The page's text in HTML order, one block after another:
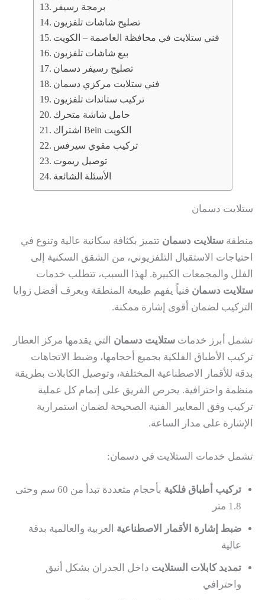
برمجة رسيفر
تصليح شاشات تلفزيون
فني ستلايت في محافظة العاصمة – الكويت
بيع شاشات تلفزيون
تصليح رسيفر دسمان
فني ستلايت مركزي دسمان
تركيب ستاندات تلفزيون
حامل شاشة متحرك
اشتراك Bein الكويت
تركيب مقوي سيرفس
توصيل ريموت
الأسئلة الشائعة
ستلايت دسمان
منطقة ستلايت دسمان تتميز بكثافة سكانية عالية وتنوع في
احتياجات الاستقبال التلفزيوني، من الشقق السكنية إلى
الفلل والمجمعات الكبيرة. لهذا السبب، تتطلب خدمات
ستلايت دسمان فنياً يفهم طبيعة المنطقة ويعرف أفضل زوايا
التركيب لضمان أقوى إشارة ممكنة.
تشمل أبرز خدمات ستلايت دسمان التي يقدمها مركز العطار
تركيب الأطباق الفلكية بجميع أحجامها، وضبط الاتجاهات
بدقة للأقمار الاصطناعية المختلفة، وتوصيل الكابلات بطريقة
منظمة واحترافية. يحرص الفريق على إتمام كل عملية
تركيب وفق المعايير الفنية الصحيحة لضمان استمرارية
الإشارة على مدار الساعة.
تشمل خدمات الستلايت في دسمان:
تركيب أطباق فلكية
بأحجام متعددة تبدأ من 60 سم وحتى
1.8 متر
ضبط إشارة الأقمار الاصطناعية العربية والعالمية بدقة
عالية
تمديد كابلات الستلايت داخل الجدران بشكل أنيق
واحترافي